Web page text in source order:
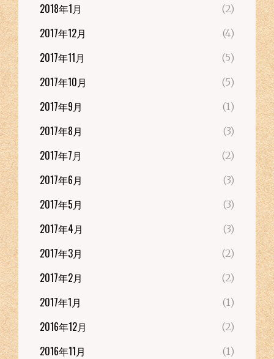
2018年1月 (2)
2017年12月 (4)
2017年11月 (5)
2017年10月 (5)
2017年9月 (1)
2017年8月 (3)
2017年7月 (2)
2017年6月 (3)
2017年5月 (3)
2017年4月 (3)
2017年3月 (2)
2017年2月 (2)
2017年1月 (1)
2016年12月 (2)
2016年11月 (1)